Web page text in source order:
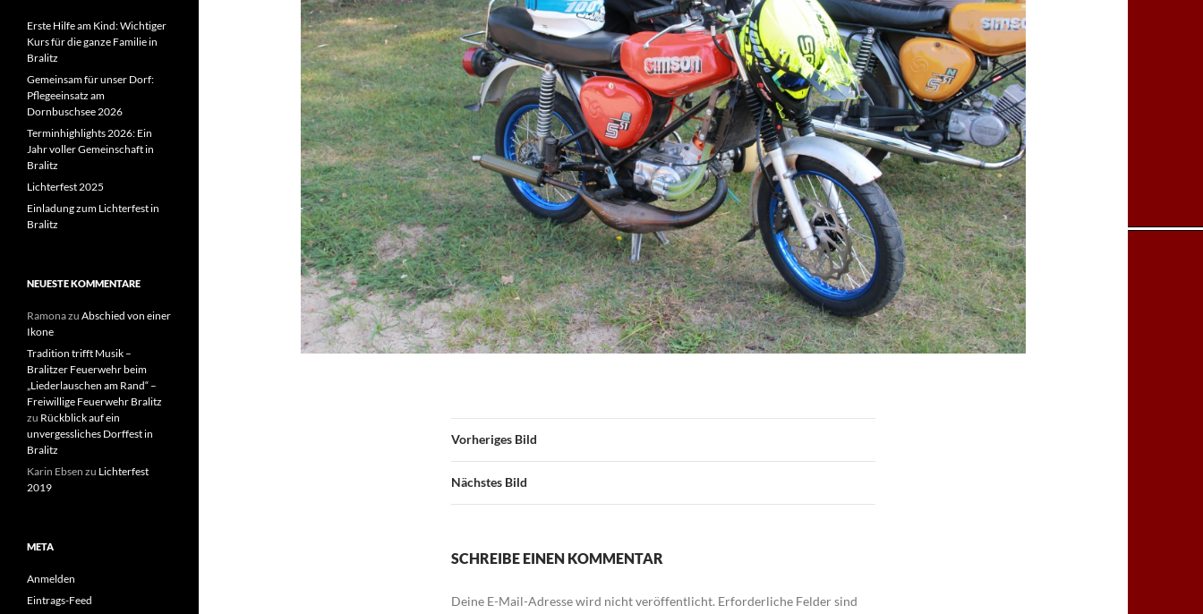
Vorheriges Bild
Nächstes Bild
SCHREIBE EINEN KOMMENTAR
Deine E-Mail-Adresse wird nicht veröffentlicht. Erforderliche Felder sind
Erste Hilfe am Kind: Wichtiger
Kurs für die ganze Familie in
Bralitz
Gemeinsam für unser Dorf:
Pflegeeinsatz am
Dornbuschsee 2026
Terminhighlights 2026: Ein
Jahr voller Gemeinschaft in
Bralitz
Lichterfest 2025
Einladung zum Lichterfest in
Bralitz
NEUESTE KOMMENTARE
Ramonazu Abschied von einer
Ikone
Tradition trifft Musik –
Bralitzer Feuerwehr beim
„Liederlauschen am Rand“ –
Freiwillige Feuerwehr Bralitz
zu Rückblick auf ein
unvergessliches Dorffest in
Bralitz
Karin Ebsen zu Lichterfest
2019
META
Anmelden
Eintrags-Feed